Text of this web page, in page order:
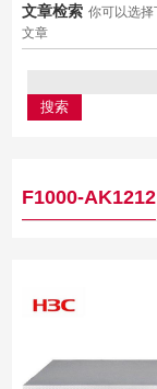
文章检索 你可以选
文章
F1000-AK1212